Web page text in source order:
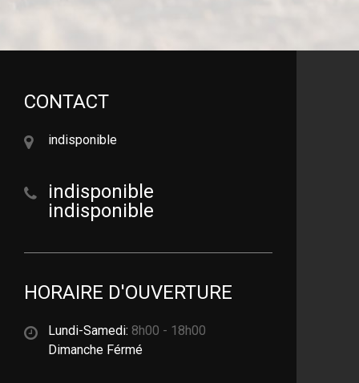
CONTACT
indisponible
indisponible
indisponible
HORAIRE D'OUVERTURE
Lundi-Samedi: 8h00 - 18h00
Dimanche Férmé